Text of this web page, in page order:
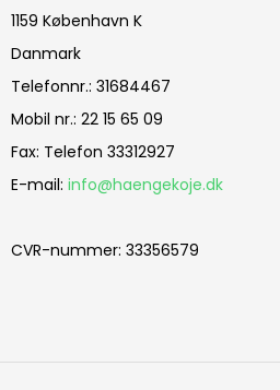
1159 København K
Danmark
Telefonnr.: 31684467
Mobil nr.: 22 15 65 09
Fax: Telefon 33312927
E-mail: info@haengekoje.dk
CVR-nummer: 33356579